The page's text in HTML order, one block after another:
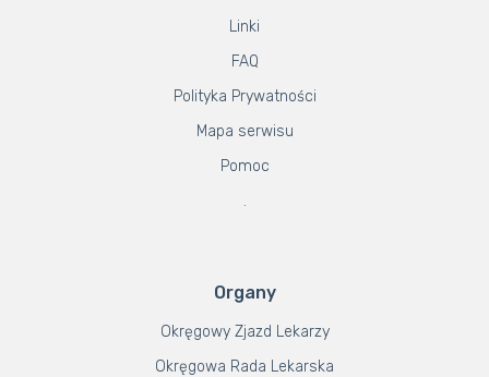
Linki
FAQ
Polityka Prywatności
Mapa serwisu
Pomoc
.
Organy
Okręgowy Zjazd Lekarzy
Okręgowa Rada Lekarska